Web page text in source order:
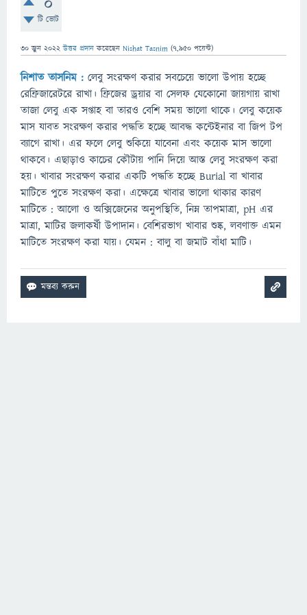
টি ভোট
30 জুন 2022 উত্তর প্রদান করেছেন Nishat Tasnim (7,950 পয়েন্ট)
নিশাত তাসনিম : লেবু সংরক্ষণ করার সবচেয়ে ভালো উপায় হচ্ছে
রেফ্রিজারেটরে রাখা। ফ্রিজের ড্রয়ার বা সেলফ যেকোনো জায়গায় রাখা
তাজা লেবু এক সপ্তাহ বা তারও বেশি সময় ভালো থাকে। লেবু কয়েক
মাস যাবত সংরক্ষণ করার পদ্ধতি হচ্ছে আবদ্ধ কন্টেইনার বা জিপ টপ
ব্যাগে রাখা। এর ফলে লেবু শুকিয়ে যাবেনা এবং কয়েক মাস ভালো
থাকবে। এছাড়াও কাচের কৌটায় পানি দিয়ে আস্ত লেবু সংরক্ষণ করা
হয়। খাবার সংরক্ষণ করার একটি পদ্ধতি হচ্ছে Burial বা খাবার
মাটিতে পুতে সংরক্ষণ করা। এক্ষেত্রে খাবার ভালো থাকার কারণ
মাটিতে : আলো ও অক্সিজেনের অনুপস্থিতি, নিম্ন তাপমাত্রা, pH এর
মাত্রা, মাটির জলাকর্ষী উপাদান। বেশিরভাগ খাবার শুষ্ক, লবণাক্ত এমন
মাটিতে সংরক্ষণ করা যায়। যেমন : বালু বা জমাট বাঁধা মাটি।